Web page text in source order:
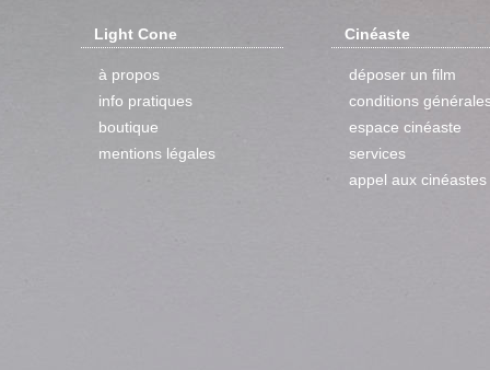
Light Cone
à propos
info pratiques
boutique
mentions légales
Cinéaste
déposer un film
conditions
espace cinéaste
services
appel aux cinéastes